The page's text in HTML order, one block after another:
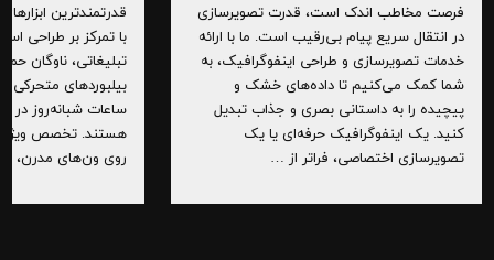
فرصت مخاطب اندک است، قدرت تصویرسازی
در انتقال سریع پیام بی‌رقیب است. ما با ارائه
خدمات تصویرسازی و طراحی اینفوگرافیک، به
شما کمک می‌کنیم تا داده‌های خشک و
پیچیده را به داستانی بصری و جذاب تبدیل
کنید. یک اینفوگرافیک حرفه‌ای یا یک
تصویرسازی اختصاصی، فراتر از …
قدرتمندترین
با تمرکز بر طراحی
تبلیغاتی، ناوگان
بیلبوردهای متحرکی
ساعات شبانه‌روز در
هستند. تخصص ویژه
روی ون‌های مدرن،